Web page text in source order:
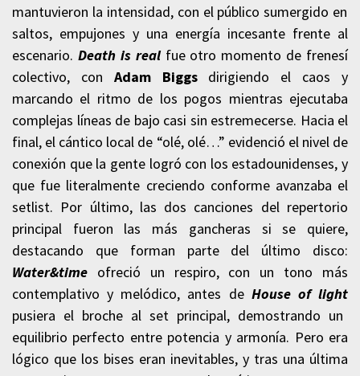
mantuvieron la intensidad, con el público sumergido en
saltos, empujones y una energía incesante frente al
escenario. Death is realfue otro momento de frenesí
colectivo, con Adam Biggsdirigiendo el caos y
marcando el ritmo de los pogos mientras ejecutaba
complejas líneas de bajo casi sin estremecerse. Hacia el
final, el cántico local de “olé, olé…” evidenció el nivel de
conexión que la gente logró con los estadounidenses, y
que fue literalmente creciendo conforme avanzaba el
setlist. Por último, las dos canciones del repertorio
principal fueron las más gancheras si se quiere,
destacando que forman parte del último disco:
Water&time ofreció un respiro, con un tono más
contemplativo y melódico, antes de House of light
pusiera el broche al set principal, demostrando un
equilibrio perfecto entre potencia y armonía. Pero era
lógico que los bises eran inevitables, y tras una última